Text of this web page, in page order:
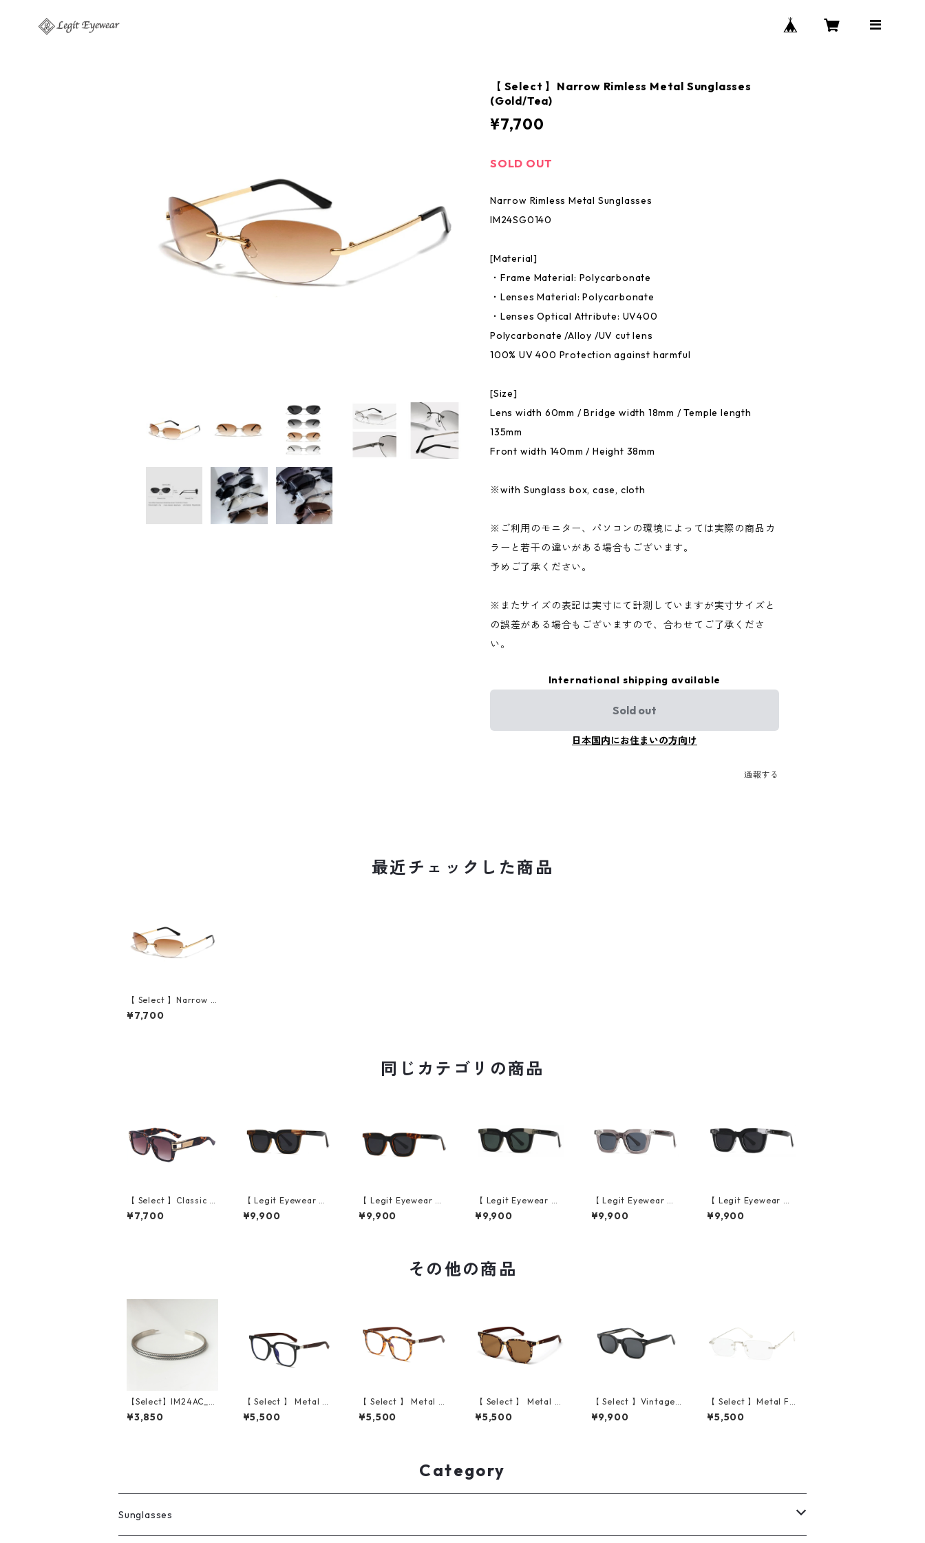
【 Select 】Narrow Rimless Metal Sunglasses
(Gold/Tea)
¥7,700
SOLD OUT
Narrow Rimless Metal Sunglasses
IM24SG0140
[Material]
・Frame Material: Polycarbonate
・Lenses Material: Polycarbonate
・Lenses Optical Attribute: UV400
Polycarbonate /Alloy /UV cut lens
100% UV 400 Protection against harmful
[Size]
Lens width 60mm / Bridge width 18mm / Temple length
135mm
Front width 140mm / Height 38mm
※with Sunglass box, case, cloth
※ご利用のモニター、パソコンの環境によっては実際の商品カ
ラーと若干の違いがある場合もございます。
予めご了承ください。
※またサイズの表記は実寸にて計測していますが実寸サイズと
の誤差がある場合もございますので、合わせてご了承くださ
い。
International shipping available
Sold out
日本国内にお住まいの方向け
通報する
最近チェックした商品
【 Select 】Narrow R
imless Metal Sungla
sses (Gold/Tea)
¥7,700
同じカテゴリの商品
【 Select 】Classic V
intage Square Large
Flame Sunglasses (D
¥7,700
【 Legit Eyewear 】S
unglasses Konoe (Bl
ack Wood/Grey)
¥9,900
【 Legit Eyewear 】S
unglasses Konoe (Bl
ack Demi/Grey)
¥9,900
【 Legit Eyewear 】S
unglasses Konoe (Bl
ack Clear Grey/Gree
¥9,900
【 Legit Eyewear 】S
unglasses Konoe (Cl
ear Grey/Grey)
¥9,900
【 Legit Eyewear 】S
unglasses Konoe (Bl
ack Clear/Grey)
¥9,900
その他の商品
【Select】IM24AC_B
RL006 / Feather mo
tif bangle（Silver）
¥3,850
【 Select 】 Metal Ar
tificial Wood Vintag
e Sunglasses (Black/
¥5,500
【 Select 】 Metal Ar
tificial Wood Vintag
e Sunglasses (Leopa
¥5,500
【 Select 】 Metal Ar
tificial Wood Vintag
e Sunglasses (Leopa
¥5,500
【 Select 】Vintage
Square High Quality
Sunglasses (Black/G
¥9,900
【 Select 】Metal Fla
me Rimless Squarer
Sunglasses #1 (Silve
¥5,500
Category
Sunglasses